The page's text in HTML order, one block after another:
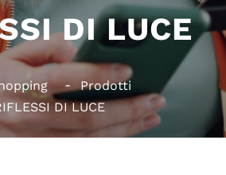
DI LUCE
Prodotti
DI LUCE